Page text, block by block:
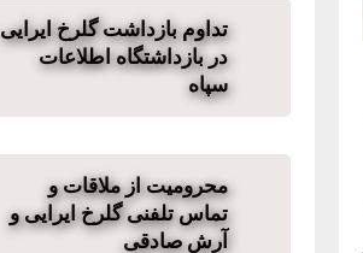
تداوم بازداشت گلرخ ایرایی
در بازداشتگاه اطلاعات
سپاه
محرومیت از ملاقات و
تماس تلفنی گلرخ ایرایی و
آرش صادقی